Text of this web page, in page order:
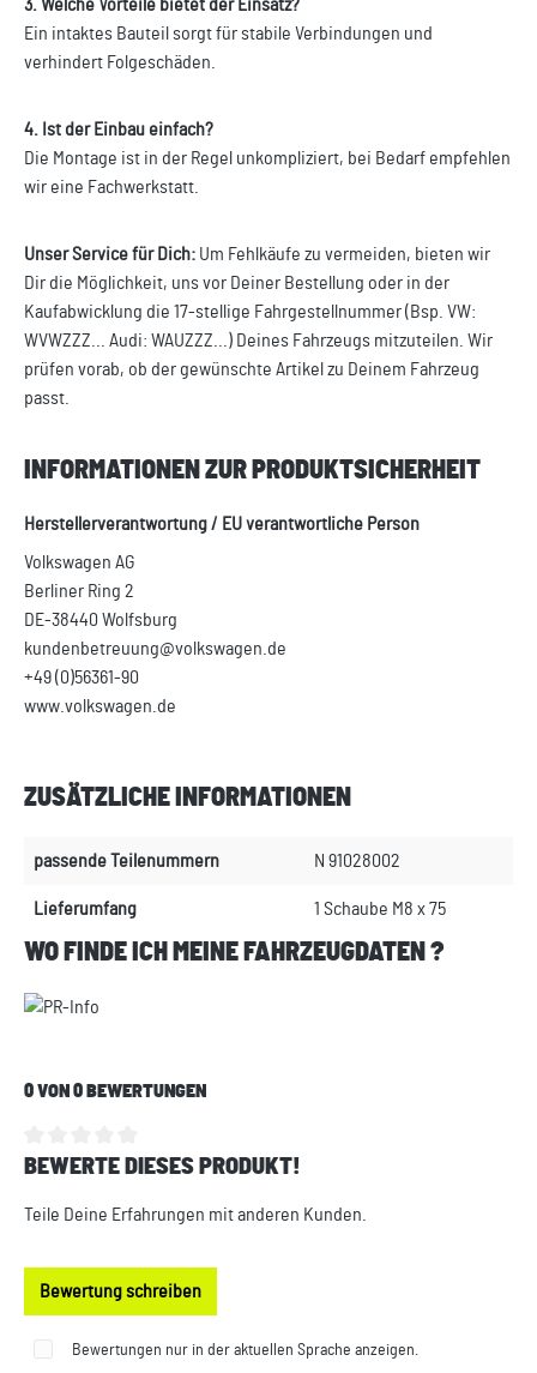
3. Welche Vorteile bietet der Einsatz?
Ein intaktes Bauteil sorgt für stabile Verbindungen und
verhindert Folgeschäden.
4. Ist der Einbau einfach?
Die Montage ist in der Regel unkompliziert, bei Bedarf empfehlen
wir eine Fachwerkstatt.
Unser Service für Dich: Um Fehlkäufe zu vermeiden, bieten wir
Dir die Möglichkeit, uns vor Deiner Bestellung oder in der
Kaufabwicklung die 17-stellige Fahrgestellnummer (Bsp. VW:
WVWZZZ... Audi: WAUZZZ...) Deines Fahrzeugs mitzuteilen. Wir
prüfen vorab, ob der gewünschte Artikel zu Deinem Fahrzeug
passt.
INFORMATIONEN ZUR PRODUKTSICHERHEIT
Herstellerverantwortung / EU verantwortliche Person
Volkswagen AG
Berliner Ring 2
DE-38440 Wolfsburg
kundenbetreuung@volkswagen.de
+49 (0)56361-90
www.volkswagen.de
ZUSÄTZLICHE INFORMATIONEN
passende Teilenummern N 91028002
Lieferumfang 1 Schaube M8 x 75
WO FINDE ICH MEINE FAHRZEUGDATEN ?
0 VON 0 BEWERTUNGEN
Durchschnittliche Bewertung von 0 von 5 Sternen
BEWERTE DIESES PRODUKT!
Teile Deine Erfahrungen mit anderen Kunden.
Bewertung schreiben
Bewertungen nur in der aktuellen Sprache anzeigen.